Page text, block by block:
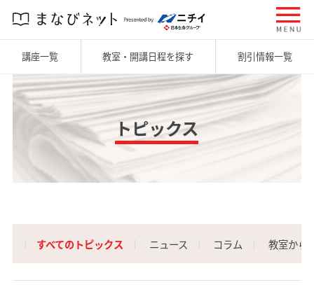
講座一覧 教室・開講日程を探す 割引情報一覧
トピックス
すべてのトピックス ニュース コラム 教室から